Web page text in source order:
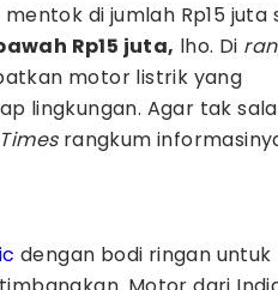
di jumlah Rp15 juta
Rp15 juta, lho. Di
motor listrik yang
lingkungan. Agar tak
rangkum
dengan bodi ringan untuk